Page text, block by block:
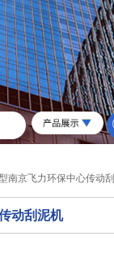
南京飞力环保中心传动
动刮泥机